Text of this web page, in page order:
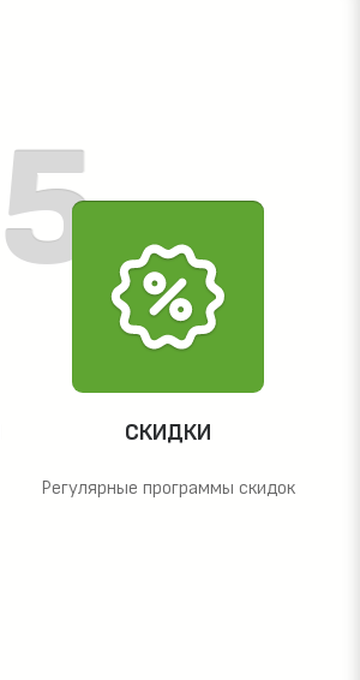
СКИДКИ
Регулярные программы скидок